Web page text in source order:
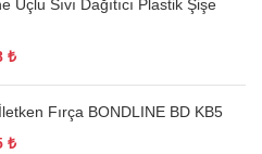
Uçlu Sıvı Dağıtıcı Plastik Şişe
₺
Fırça BONDLINE BD KB5
₺